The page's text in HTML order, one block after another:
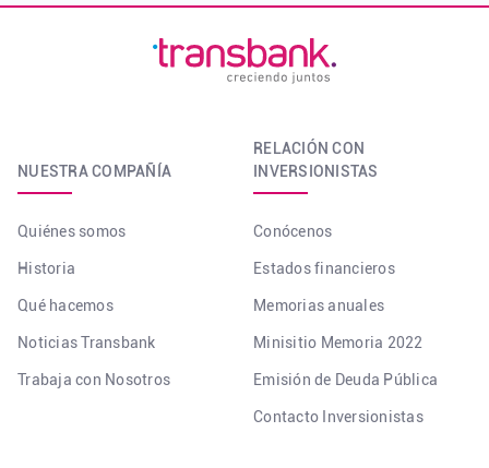
NUESTRA COMPAÑÍA
Quiénes somos
Historia
Qué hacemos
Noticias Transbank
Trabaja con Nosotros
RELACIÓN CON
INVERSIONISTAS
Conócenos
Estados financieros
Memorias anuales
Minisitio Memoria 2022
Emisión de Deuda Pública
Contacto Inversionistas